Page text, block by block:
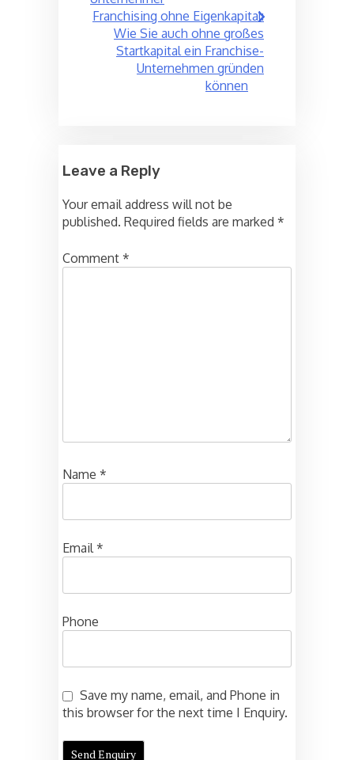
Franchising ohne Eigenkapital:
Wie Sie auch ohne großes
Startkapital ein Franchise-
Unternehmen gründen
können
Leave a Reply
Your email address will not be
published. Required fields are marked *
Comment *
Name *
Email*
Phone
Save my name, email, and Phone in
this browser for the next time I Enquiry.